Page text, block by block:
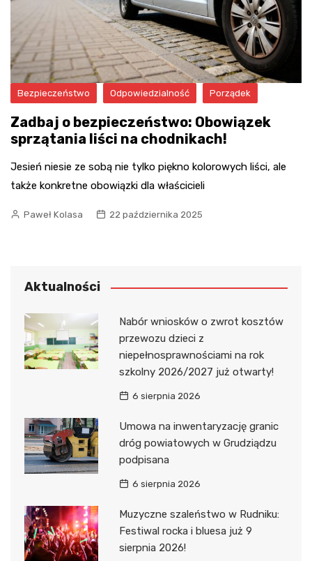
Bezpieczeństwo Odpowiedzialność Porządek
Zadbaj o bezpieczeństwo: Obowiązek
sprzątania liści na chodnikach!
Jesień niesie ze sobą nie tylko piękno kolorowych liści, ale
także konkretne obowiązki dla właścicieli
Paweł Kolasa 22 października 2025
Aktualności
Nabór wniosków o zwrot kosztów
przewozu dzieci z
niepełnosprawnościami na rok
szkolny 2026/2027 już otwarty!
6 sierpnia 2026
Umowa na inwentaryzację granic
dróg powiatowych w Grudziądzu
podpisana
6 sierpnia 2026
Muzyczne szaleństwo w Rudniku:
Festiwal rocka i bluesa już 9
sierpnia 2026!